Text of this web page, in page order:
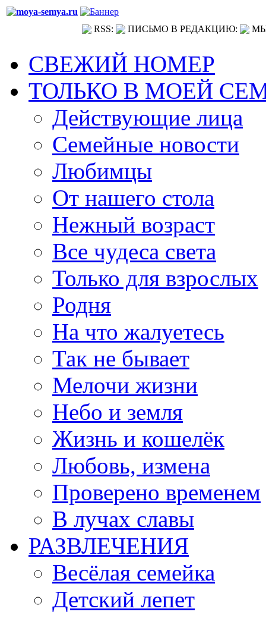
RSS: ПИСЬМО В РЕДАКЦИЮ:
СВЕЖИЙ НОМЕР
ТОЛЬКО В МОЕЙ
Действующие лица
Семейные новости
Любимцы
От нашего стола
Нежный возраст
Все чудеса света
Только для взрослых
Родня
На что жалуетесь
Так не бывает
Мелочи жизни
Небо и земля
Жизнь и кошелёк
Любовь, измена
Проверено временем
В лучах славы
РАЗВЛЕЧЕНИЯ
Весёлая семейка
Детский лепет